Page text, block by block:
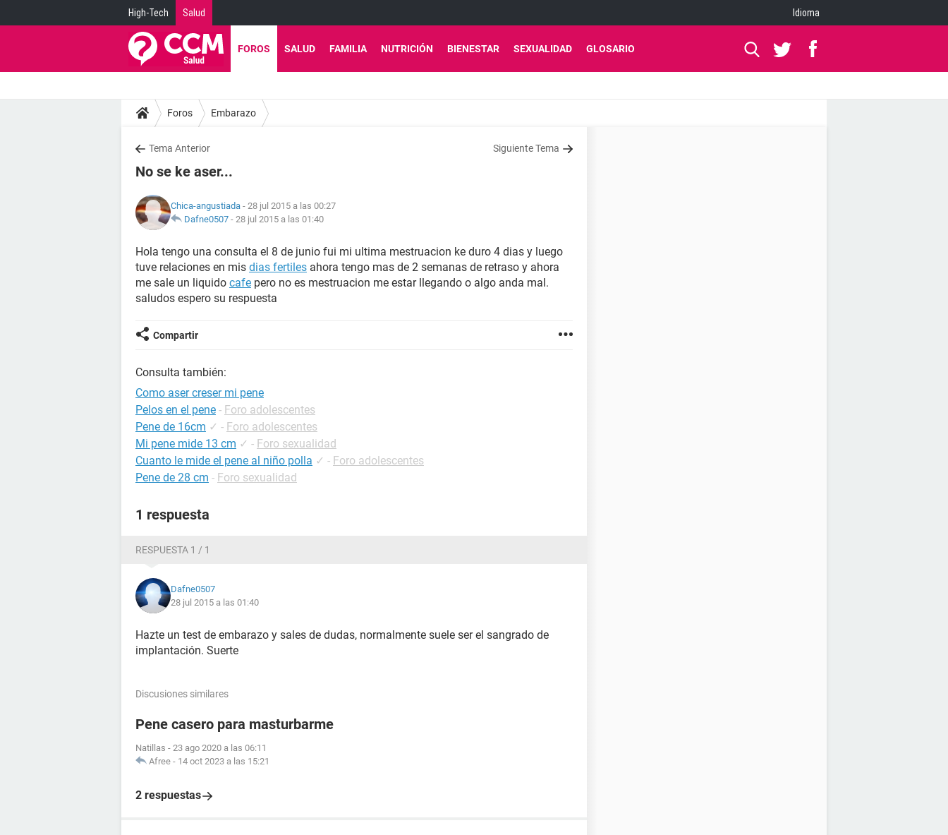
High-Tech Salud Idioma
FOROS SALUD FAMILIA NUTRICIÓN BIENESTAR SEXUALIDAD GLOSARIO
Foros Embarazo
Tema Anterior Siguiente Tema
No se ke aser...
Chica-angustiada - 28 jul 2015 a las 00:27
Dafne0507 - 28 jul 2015 a las 01:40
Hola tengo una consulta el 8 de junio fui mi ultima mestruacion ke duro 4 dias y luego
tuve relaciones en mis dias fertiles ahora tengo mas de 2 semanas de retraso y ahora
me sale un liquido cafe pero no es mestruacion me estar llegando o algo anda mal.
saludos espero su respuesta
Compartir
Consulta también:
Como aser creser mi pene
Pelos en el pene - Foro adolescentes
Pene de 16cm ✓ - Foro adolescentes
Mi pene mide 13 cm ✓ - Foro sexualidad
Cuanto le mide el pene al niño polla ✓ - Foro adolescentes
Pene de 28 cm - Foro sexualidad
1 respuesta
RESPUESTA 1 / 1
Dafne0507
28 jul 2015 a las 01:40
Hazte un test de embarazo y sales de dudas, normalmente suele ser el sangrado de
implantación. Suerte
Discusiones similares
Pene casero para masturbarme
Natillas - 23 ago 2020 a las 06:11
Afree - 14 oct 2023 a las 15:21
2 respuestas